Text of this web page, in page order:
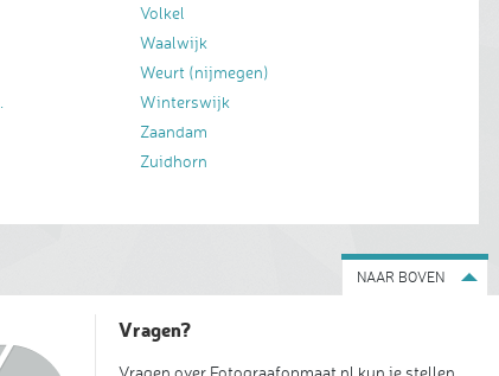
Volkel
Waalwijk
Weurt (nijmegen)
Winterswijk
Zaandam
Zuidhorn
NAAR BOVEN
Vragen?
Vragen over Fotograafopmaat.nl kun je stellen